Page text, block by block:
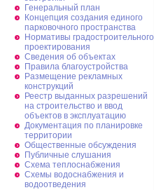
Генеральный план
Концепция создания единого
парковочного пространства
Нормативы градостроительного
проектирования
Сведения об объектах
Правила благоустройства
Размещение рекламных
конструкций
Реестр выданных разрешений
на строительство и ввод
объектов в эксплуатацию
Документация по планировке
территории
Общественные обсуждения
Публичные слушания
Схема теплоснабжения
Схемы водоснабжения и
водоотведения